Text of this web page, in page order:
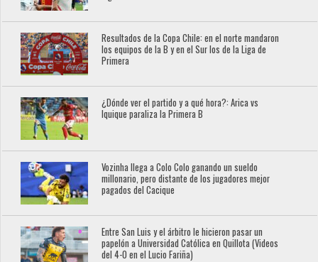
Resultados de la Copa Chile: en el norte mandaron
los equipos de la B y en el Sur los de la Liga de
Primera
¿Dónde ver el partido y a qué hora?: Arica vs
Iquique paraliza la Primera B
Vozinha llega a Colo Colo ganando un sueldo
millonario, pero distante de los jugadores mejor
pagados del Cacique
Entre San Luis y el árbitro le hicieron pasar un
papelón a Universidad Católica en Quillota (Videos
del 4-0 en el Lucio Fariña)